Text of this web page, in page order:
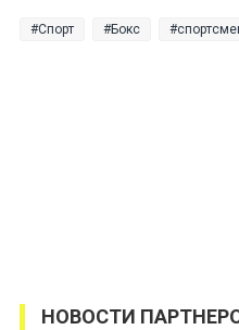
Спорт Бокс
НОВОСТИ